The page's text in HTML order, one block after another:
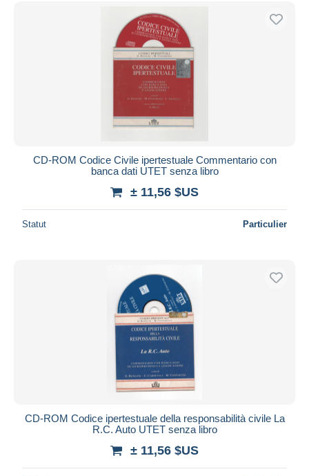
CD-ROM Codice Civile ipertestuale Commentario con
banca dati UTET senza libro
± 11,56 $US
Statut Particulier
CD-ROM Codice ipertestuale della responsabilità civile La
R.C. Auto UTET senza libro
± 11,56 $US